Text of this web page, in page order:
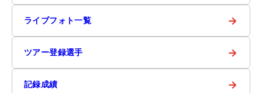
ライブフォト一覧 →
ツアー登録選手 →
記録成績 →